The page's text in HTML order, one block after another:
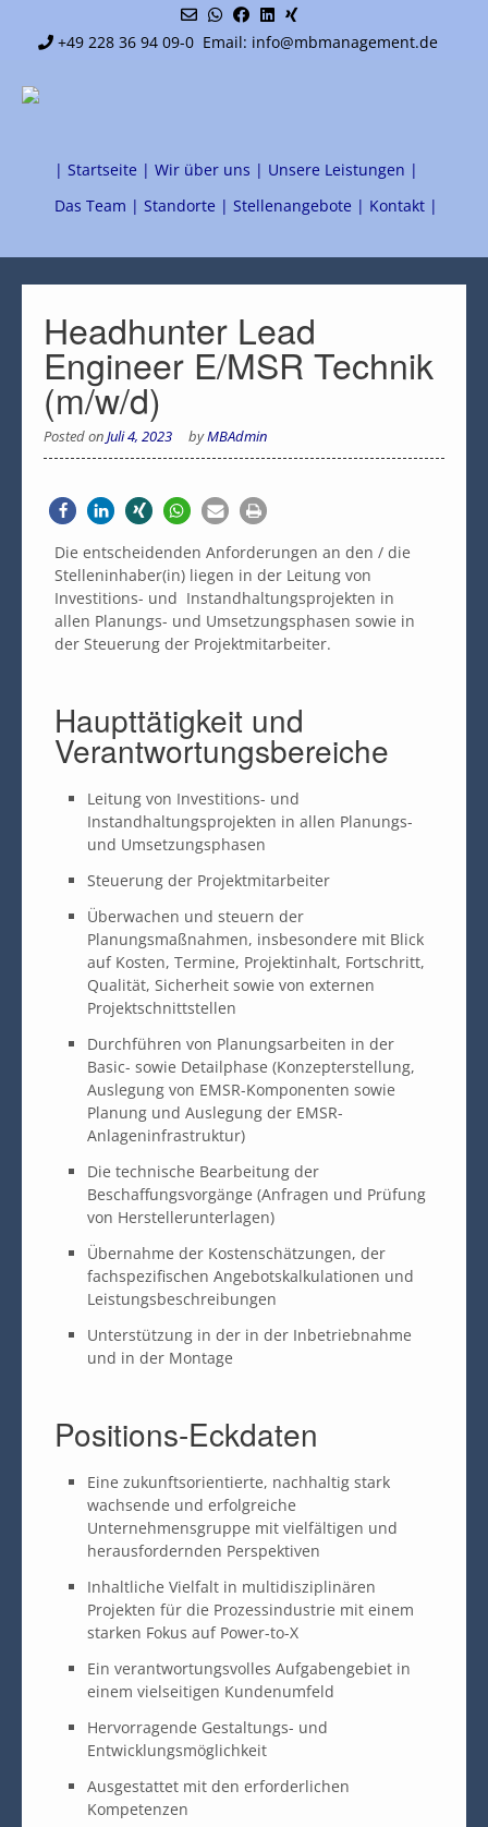
+49 228 36 94 09-0 Email: info@mbmanagement.de
| Startseite | Wir über uns | Unsere Leistungen |
Das Team | Standorte | Stellenangebote | Kontakt |
Headhunter Lead
Engineer E/MSR Technik
(m/w/d)
Posted onJuli 4, 2023 byMBAdmin
Die entscheidenden Anforderungen an den / die
Stelleninhaber(in) liegen in der Leitung von
Investitions- und Instandhaltungsprojekten in
allen Planungs- und Umsetzungsphasen sowie in
der Steuerung der Projektmitarbeiter.
Haupttätigkeit und
Verantwortungsbereiche
Leitung von Investitions- und
Instandhaltungsprojekten in allen Planungs-
und Umsetzungsphasen
Steuerung der Projektmitarbeiter
Überwachen und steuern der
Planungsmaßnahmen, insbesondere mit Blick
auf Kosten, Termine, Projektinhalt, Fortschritt,
Qualität, Sicherheit sowie von externen
Projektschnittstellen
Durchführen von Planungsarbeiten in der
Basic- sowie Detailphase (Konzepterstellung,
Auslegung von EMSR-Komponenten sowie
Planung und Auslegung der EMSR-
Anlageninfrastruktur)
Die technische Bearbeitung der
Beschaffungsvorgänge (Anfragen und Prüfung
von Herstellerunterlagen)
Übernahme der Kostenschätzungen, der
fachspezifischen Angebotskalkulationen und
Leistungsbeschreibungen
Unterstützung in der in der Inbetriebnahme
und in der Montage
Positions-Eckdaten
Eine zukunftsorientierte, nachhaltig stark
wachsende und erfolgreiche
Unternehmensgruppe mit vielfältigen und
herausfordernden Perspektiven
Inhaltliche Vielfalt in multidisziplinären
Projekten für die Prozessindustrie mit einem
starken Fokus auf Power-to-X
Ein verantwortungsvolles Aufgabengebiet in
einem vielseitigen Kundenumfeld
Hervorragende Gestaltungs- und
Entwicklungsmöglichkeit
Ausgestattet mit den erforderlichen
Kompetenzen